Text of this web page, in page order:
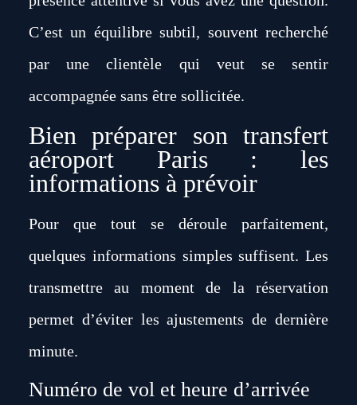
C’est un équilibre subtil, souvent recherché
par une clientèle qui veut se sentir
accompagnée sans être sollicitée.
Bien préparer son transfert
aéroport Paris : les
informations à prévoir
Pour que tout se déroule parfaitement,
quelques informations simples suffisent. Les
transmettre au moment de la réservation
permet d’éviter les ajustements de dernière
minute.
Numéro de vol et heure d’arrivée